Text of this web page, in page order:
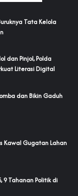
Tata Kelola
dan Pinjol, Polda
Literasi Digital
dan Bikin Gaduh
Kawal Gugatan Lahan
9 Tahanan Politik di